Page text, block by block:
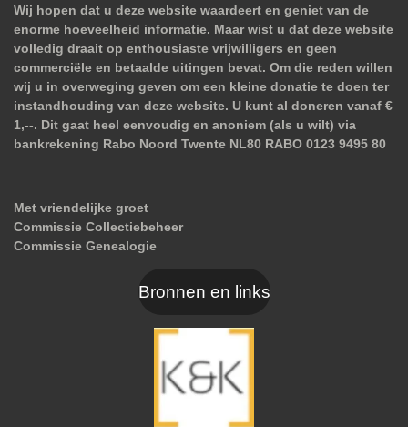
Wij hopen dat u deze website waardeert en geniet van de
enorme hoeveelheid informatie. Maar wist u dat deze website
volledig draait op enthousiaste vrijwilligers en geen
commerciële en betaalde uitingen bevat. Om die reden willen
wij u in overweging geven om een kleine donatie te doen ter
instandhouding van deze website. U kunt al doneren vanaf €
1,--. Dit gaat heel eenvoudig en anoniem (als u wilt) via
bankrekening Rabo Noord Twente NL80 RABO 0123 9495 80
Met vriendelijke groet
Commissie Collectiebeheer
Commissie Genealogie
Bronnen en links